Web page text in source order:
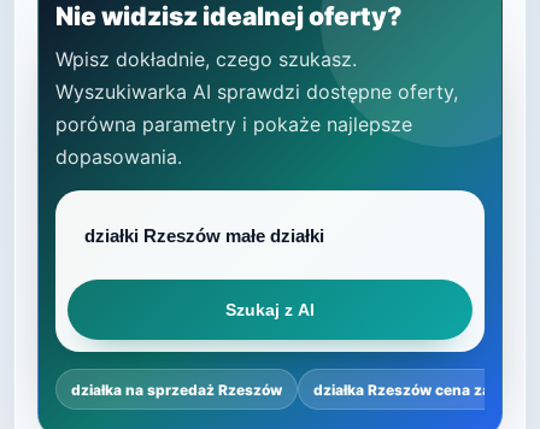
Nie widzisz idealnej oferty?
Wpisz dokładnie, czego szukasz.
Wyszukiwarka AI sprawdzi dostępne oferty,
porówna parametry i pokaże najlepsze
dopasowania.
Szukaj z AI
działka na sprzedaż Rzeszów działka Rzeszów cena za m²